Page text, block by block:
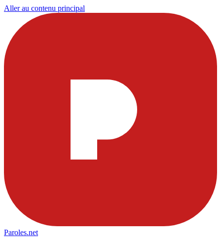
Aller au contenu principal
Paroles.net